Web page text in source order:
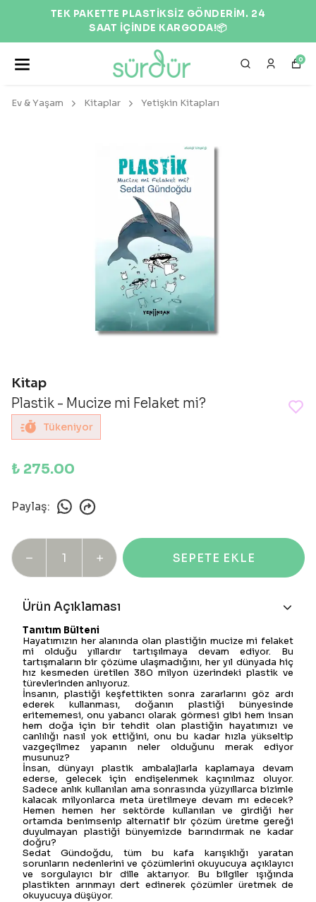
EKOLOJİK VE DOĞAL ÜRÜNLER 🌍
0
Ev & Yaşam Kitaplar Yetişkin Kitapları
Kitap
Plastik - Mucize mi Felaket mi?
Tükeniyor
₺ 275.00
Paylaş:
SEPETE EKLE
Ürün Açıklaması
Tanıtım Bülteni
Hayatımızın her alanında olan plastiğin mucize mi felaket
mi olduğu yıllardır tartışılmaya devam ediyor. Bu
tartışmaların bir çözüme ulaşmadığını, her yıl dünyada hiç
hız kesmeden üretilen 380 milyon üzerindeki plastik ve
türevlerinden anlıyoruz.
İnsanın, plastiği keşfettikten sonra zararlarını göz ardı
ederek kullanması, doğanın plastiği bünyesinde
eritememesi, onu yabancı olarak görmesi gibi hem insan
hem doğa için bir tehdit olan plastiğin hayatımızı ve
canlılığı nasıl yok ettiğini, onu bu kadar hızla yükseltip
vazgeçilmez yapanın neler olduğunu merak ediyor
musunuz?
İnsan, dünyayı plastik ambalajlarla kaplamaya devam
ederse, gelecek için endişelenmek kaçınılmaz oluyor.
Sadece anlık kullanılan ama sonrasında yüzyıllarca bizimle
kalacak milyonlarca meta üretilmeye devam mı edecek?
Hemen hemen her sektörde kullanılan ve girdiği her
ortamda benimsenip alternatif bir çözüm üretme gereği
duyulmayan plastiği bünyemizde barındırmak ne kadar
doğru?
Sedat Gündoğdu, tüm bu kafa karışıklığı yaratan
sorunların nedenlerini ve çözümlerini okuyucuya açıklayıcı
ve sorgulayıcı bir dille aktarıyor. Bu bilgiler ışığında
plastikten arınmayı dert edinerek çözümler üretmek de
okuyucuya düşüyor.